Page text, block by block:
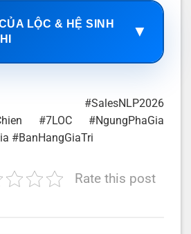
LỘC & HỆ SINH
▼
#SalesNLP2026
#7LOC #NgungPhaGia
#BanHangGiaTri
Rate this post